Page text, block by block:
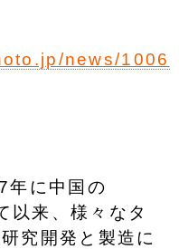
news/1006
年に中国の
以来、様々なタ
究開発と製造に